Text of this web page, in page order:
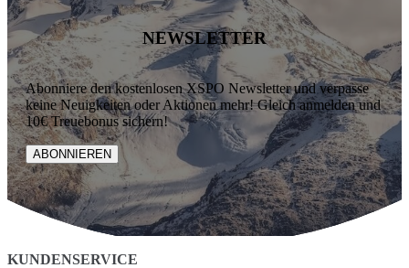
NEWSLETTER
Abonniere den kostenlosen XSPO Newsletter und verpasse
keine Neuigkeiten oder Aktionen mehr! Gleich anmelden und
10€ Treuebonus sichern!
ABONNIEREN
KUNDENSERVICE